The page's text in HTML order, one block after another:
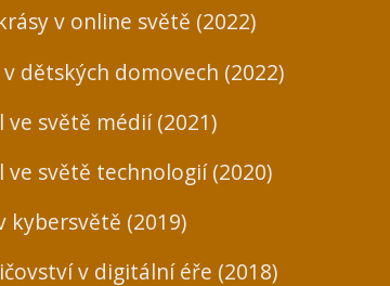
v online světě (2022)
dětských domovech (2022)
ve světě médií (2021)
ve světě technologií (2020)
kybersvětě (2019)
v digitální éře (2018)